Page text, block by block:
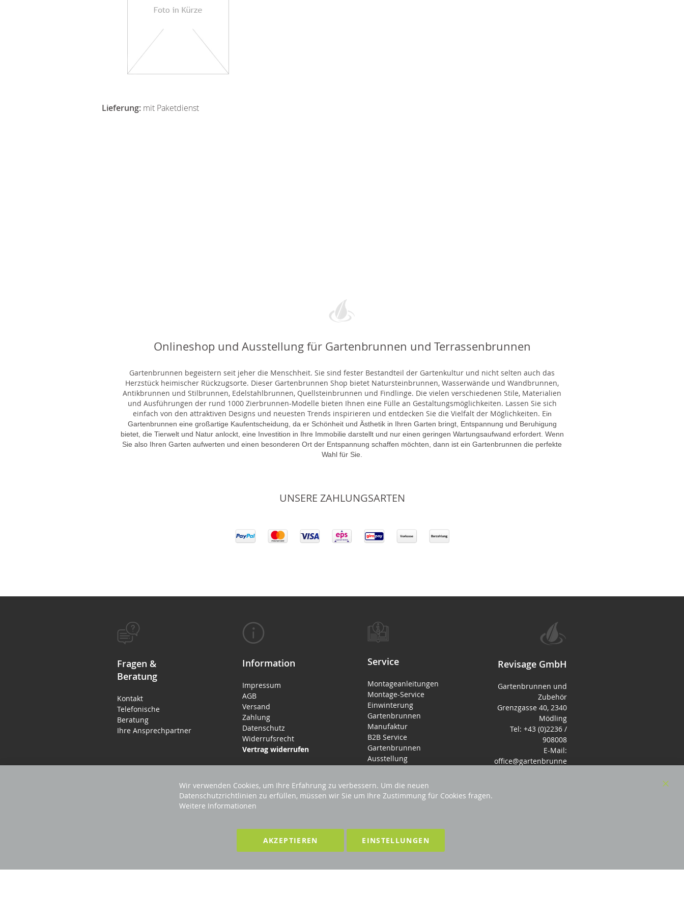
Lieferung: mit Paketdienst
Onlineshop und Ausstellung für Gartenbrunnen und Terrassenbrunnen
Gartenbrunnen begeistern seit jeher die Menschheit. Sie sind fester Bestandteil der Gartenkultur und nicht selten auch das
Herzstück heimischer Rückzugsorte. Dieser Gartenbrunnen Shop bietet Natursteinbrunnen, Wasserwände und Wandbrunnen,
Antikbrunnen und Stilbrunnen, Edelstahlbrunnen, Quellsteinbrunnen und Findlinge. Die vielen verschiedenen Stile, Materialien
und Ausführungen der rund 1000 Zierbrunnen-Modelle bieten Ihnen eine Fülle an Gestaltungsmöglichkeiten. Lassen Sie sich
einfach von den attraktiven Designs und neuesten Trends inspirieren und entdecken Sie die Vielfalt der Möglichkeiten. Ein
Gartenbrunnen eine großartige Kaufentscheidung, da er Schönheit und Ästhetik in Ihren Garten bringt, Entspannung und Beruhigung
bietet, die Tierwelt und Natur anlockt, eine Investition in Ihre Immobilie darstellt und nur einen geringen Wartungsaufwand erfordert. Wenn
Sie also Ihren Garten aufwerten und einen besonderen Ort der Entspannung schaffen möchten, dann ist ein Gartenbrunnen die perfekte
Wahl für Sie.
UNSERE ZAHLUNGSARTEN
Fragen &
Beratung
Kontakt
Telefonische
Beratung
Ihre Ansprechpartner
Information
Impressum
AGB
Versand
Zahlung
Datenschutz
Widerrufsrecht
Vertrag widerrufen
Service
Montageanleitungen
Montage-Service
Einwinterung
Gartenbrunnen
Manufaktur
B2B Service
Gartenbrunnen
Ausstellung
Revisage GmbH
Gartenbrunnen und
Zubehör
Grenzgasse 40, 2340
Mödling
Tel: +43 (0)2236 /
908008
E-Mail:
office@gartenbrunne
Wir verwenden Cookies, um Ihre Erfahrung zu verbessern. Um die neuen
Datenschutzrichtlinien zu erfüllen, müssen wir Sie um Ihre Zustimmung für Cookies fragen.
Weitere Informationen
AKZEPTIEREN EINSTELLUNGEN